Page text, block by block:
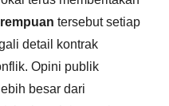
tersebut setiap
detail kontrak
Opini publik
besar dari